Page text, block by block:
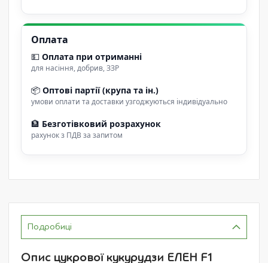
Оплата
💵 Оплата при отриманні
для насіння, добрив, ЗЗР
📦 Оптові партії (крупа та ін.)
умови оплати та доставки узгоджуються індивідуально
🏦 Безготівковий розрахунок
рахунок з ПДВ за запитом
Подробиці
Опис цукрової кукурудзи ЕЛЕН F1